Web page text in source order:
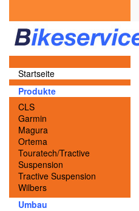
Startseite
Produkte
CLS
Garmin
Magura
Ortema
Touratech/Tractive
Suspension
Tractive Suspension
Wilbers
Umbau